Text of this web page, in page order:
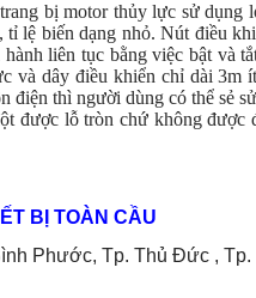
bị motor thủy lực sử dụng
lệ biến dạng nhỏ. Nút điều
liên tục bằng việc bật và
và dây điều khiển chỉ dài 3m
điện thì người dùng có thể sẻ
được lỗ tròn chứ không được
BỊ TOÀN CẦU
Phước, Tp. Thủ Đức , Tp.